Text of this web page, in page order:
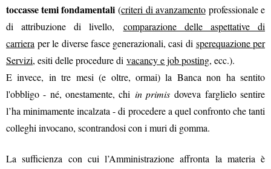
toccasse temi fondamentali (criteri di avanzamentoprofessionale e
di attribuzione di livello, comparazione delle aspettative di
carriera per le diverse fasce generazionali, casi di sperequazione per
Servizi, esiti delle procedure di vacancy e job posting, ecc.).
E invece, in tre mesi (e oltre, ormai) la Banca non ha sentito
l'obbligo - né, onestamente, chi in primis doveva farglielo sentire
l’ha minimamente incalzata - di procedere a quel confronto che tanti
colleghi invocano, scontrandosi con i muri di gomma.
La sufficienza con cui l’Amministrazione affronta la materia è